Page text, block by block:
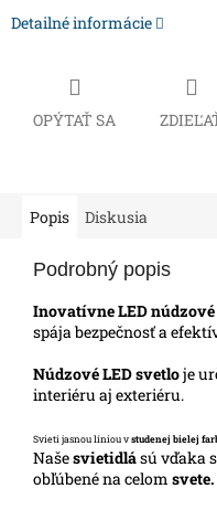
Detailné informácie
OPÝTAŤ SA
Popis Diskusia
Podrobný popis
Inovatívne LED
spája bezpečnosť a
Núdzové LED svetloje
interiéru aj exteriéru.
Svieti jasnou líniou vstudenej bielej
Našesvietidlású vďaka
obľúbené na celom svete.